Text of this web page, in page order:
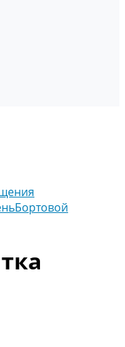
Бортовой